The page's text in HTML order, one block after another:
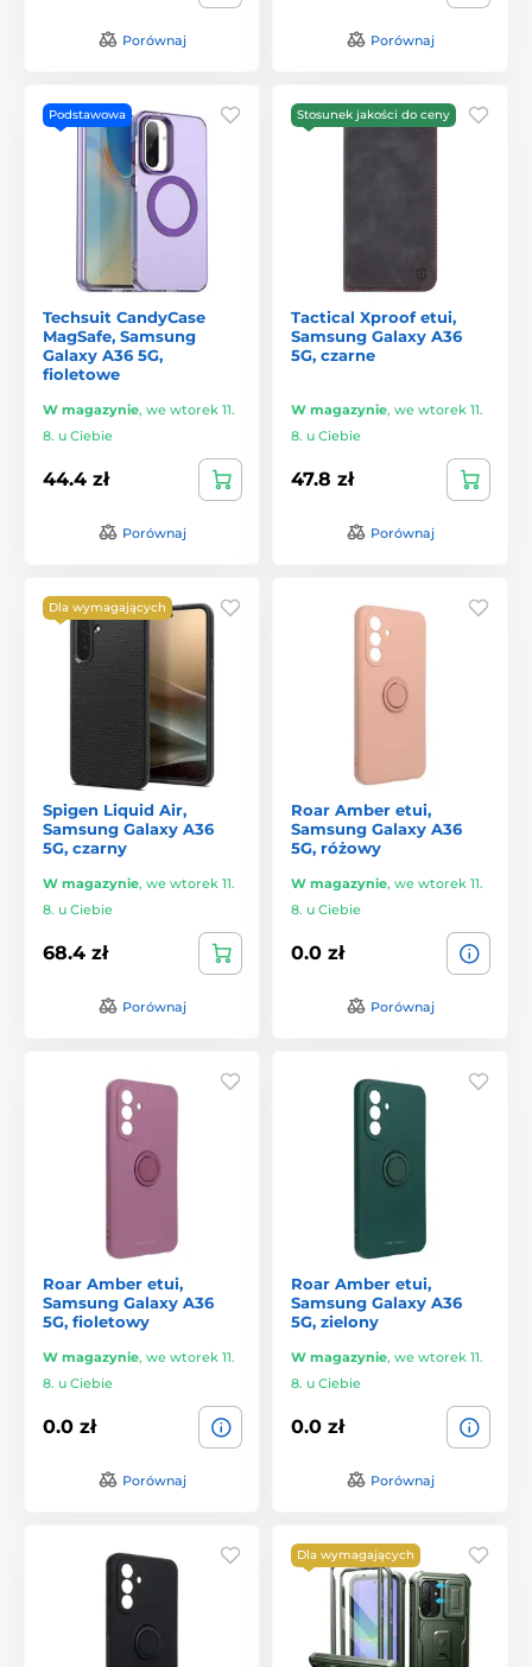
Porównaj Porównaj
Podstawowa
Techsuit CandyCase
MagSafe, Samsung
Galaxy A36 5G,
fioletowe
W magazynie, we wtorek 11.
8. u Ciebie
44.4 zł
Porównaj
Stosunek jakości do ceny
Tactical Xproof etui,
Samsung Galaxy A36
5G, czarne
W magazynie, we wtorek 11.
8. u Ciebie
47.8 zł
Porównaj
Dla wymagających
Spigen Liquid Air,
Samsung Galaxy A36
5G, czarny
W magazynie, we wtorek 11.
8. u Ciebie
68.4 zł
Porównaj
Roar Amber etui,
Samsung Galaxy A36
5G, różowy
W magazynie, we wtorek 11.
8. u Ciebie
0.0 zł
Porównaj
Roar Amber etui,
Samsung Galaxy A36
5G, fioletowy
W magazynie, we wtorek 11.
8. u Ciebie
0.0 zł
Porównaj
Roar Amber etui,
Samsung Galaxy A36
5G, zielony
W magazynie, we wtorek 11.
8. u Ciebie
0.0 zł
Porównaj
Dla wymagających